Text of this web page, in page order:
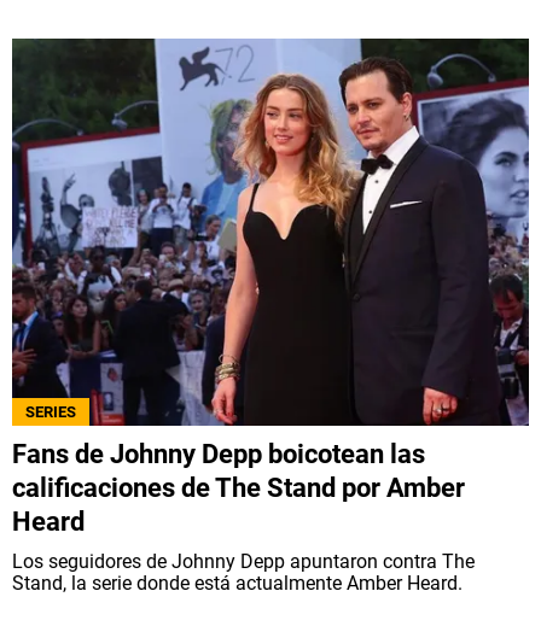
Todos los derechos reservados.
SERIES
Fans de Johnny Depp boicotean las
calificaciones de The Stand por Amber
Heard
Los seguidores de Johnny Depp apuntaron contra The
Stand, la serie donde está actualmente Amber Heard.